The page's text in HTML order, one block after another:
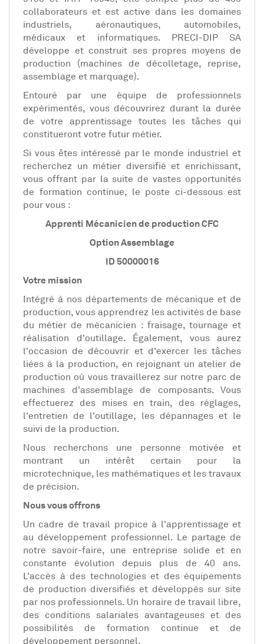
ES
PT
collaborateurs et est active dans les domaines
industriels, aéronautiques, automobiles,
médicaux et informatiques. PRECI-DIP SA
développe et construit ses propres moyens de
production (machines de décolletage, reprise,
assemblage et marquage).
Entouré par une équipe de professionnels
expérimentés, vous découvrirez durant la durée
de votre apprentissage toutes les tâches qui
constitueront votre futur métier.
Si vous êtes intéressé par le monde industriel et
recherchez un métier diversifié et enrichissant,
vous offrant par la suite de vastes opportunités
de formation continue, le poste ci-dessous est
pour vous :
Apprenti Mécanicien de production CFC
Option Assemblage
ID 50000016
Votre mission
Intégré à nos départements de mécanique et de
production, vous apprendrez les activités de base
du métier de mécanicien : fraisage, tournage et
réalisation d'outillage. Également, vous aurez
l'occasion de découvrir et d'exercer les tâches
liées à la production, en rejoignant un atelier de
production où vous travaillerez sur notre parc de
machines d'assemblage de composants. Vous
effectuerez des mises en train, des réglages,
l'entretien de l'outillage, les dépannages et le
suivi de la production.
Nous recherchons une personne motivée et
montrant un intérêt certain pour la
microtechnique, les mathématiques et les travaux
de précision.
Nous vous offrons
Un cadre de travail propice à l'apprentissage et
au développement professionnel. Le partage de
notre savoir-faire, une entreprise solide et en
constante évolution depuis plus de 40 ans.
L'accès à des technologies et des équipements
de production diversifiés et développés sur site
par nos professionnels. Un horaire de travail libre,
des conditions salariales avantageuses et des
possibilités de formation continue et de
développement personnel.